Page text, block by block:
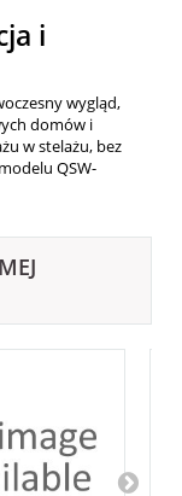
i
wygląd,
domów i
w stelażu, bez
QSW-